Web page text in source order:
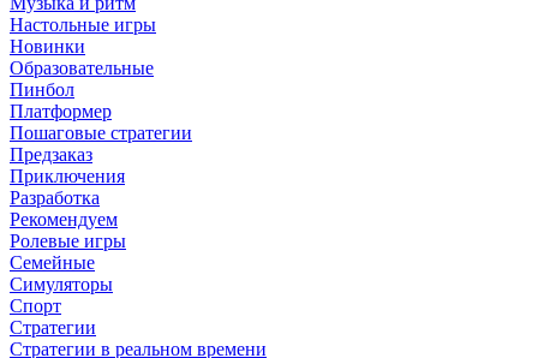
Настольные игры
Новинки
Образовательные
Пинбол
Платформер
Пошаговые стратегии
Предзаказ
Приключения
Разработка
Рекомендуем
Ролевые игры
Семейные
Симуляторы
Спорт
Стратегии
Стратегии в реальном времени